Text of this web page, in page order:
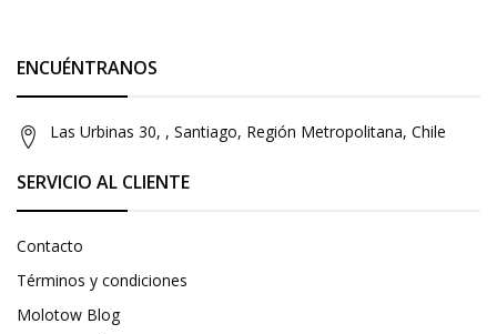
ENCUÉNTRANOS
Las Urbinas 30, , Santiago, Región Metropolitana, Chile
SERVICIO AL CLIENTE
Contacto
Términos y condiciones
Molotow Blog